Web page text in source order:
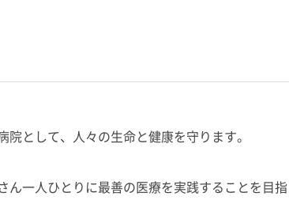
として、人々の生命と健康を守ります。
一人ひとりに最善の医療を実践することを目指